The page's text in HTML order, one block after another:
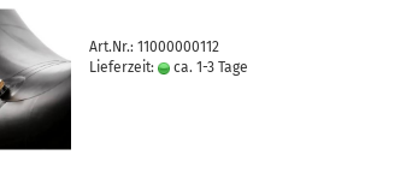
Art.Nr.: 11000000112
Lieferzeit:
ca. 1-3 Tage